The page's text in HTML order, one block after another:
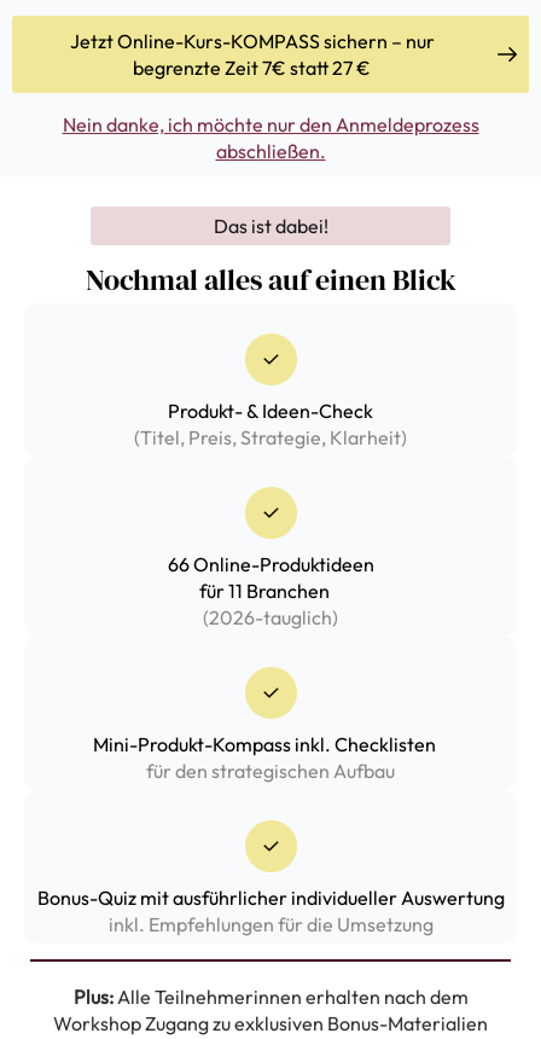
Jetzt Online-Kurs-KOMPASS sichern – nur
begrenzte Zeit 7€ statt 27 €
Nein danke, ich möchte nur den Anmeldeprozess
abschließen.
Das ist dabei!
Nochmal alles auf einen Blick
Produkt- & Ideen-Check
(Titel, Preis, Strategie, Klarheit)
66 Online-Produktideen
für 11 Branchen
(2026-tauglich)
Mini-Produkt-Kompass inkl. Checklisten
für den strategischen Aufbau
Bonus-Quiz mit ausführlicher individueller Auswertung
inkl. Empfehlungen für die Umsetzung
Plus:Alle Teilnehmerinnen erhalten nach dem
Workshop Zugang zu exklusiven Bonus-Materialien